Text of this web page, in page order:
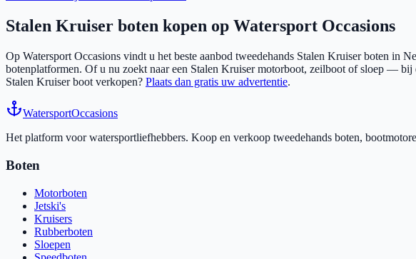
Stalen Kruiser boten kopen op Watersport Occasions
Op Watersport Occasions vindt u het beste aanbod tweedehands Stalen Kruiserboten in
botenplatformen. Of u nu zoekt naar een Stalen Kruisermotorboot, zeilboot of sloep — bij
Stalen Kruiserboot verkopen? Plaats dan gratis uw advertentie.
WatersportOccasions
Het platform voor watersportliefhebbers. Koop en verkoop tweedehands boten,
Boten
Motorboten
Jetski's
Kruisers
Rubberboten
Sloepen